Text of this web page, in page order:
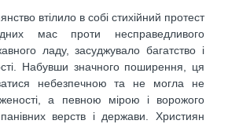
втілило в собі стихійний протест
мас проти несправедливого
ладу, засуджувало багатство і
Набувши значного поширення, ця
небезпечною та не могла не
а певною мірою і ворожого
верств і держави. Християн